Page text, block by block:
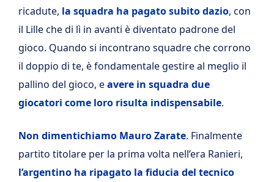
ricadute, la squadra ha pagato subito dazio, con
il Lille che di lì in avanti è diventato padrone del
gioco. Quando si incontrano squadre che corrono
il doppio di te, è fondamentale gestire al meglio il
pallino del gioco, eavere in squadra due
giocatori come loro risulta indispensabile.
Non dimentichiamo Mauro Zarate. Finalmente
partito titolare per la prima volta nell’era Ranieri,
l’argentino ha ripagato la fiducia del tecnico